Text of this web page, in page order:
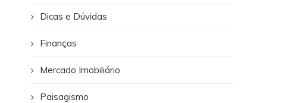
Dicas e Dúvidas
Finanças
Mercado Imobiliário
Paisagismo